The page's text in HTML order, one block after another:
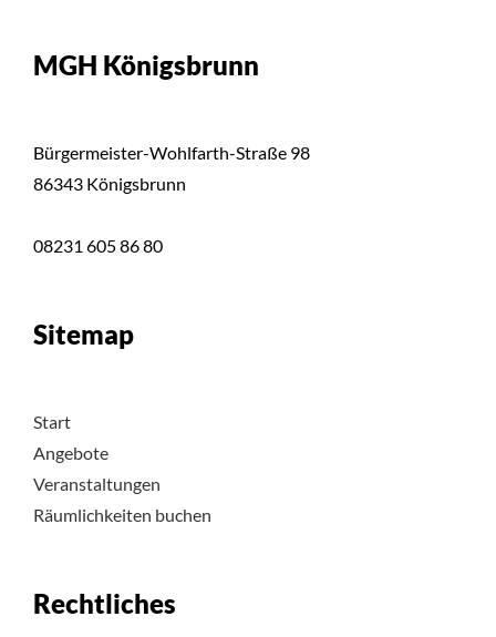
MGH Königsbrunn
Bürgermeister-Wohlfarth-Straße 98
86343 Königsbrunn
08231 605 86 80
Sitemap
Start
Angebote
Veranstaltungen
Räumlichkeiten buchen
Rechtliches